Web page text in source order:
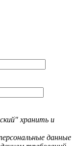
хранить и
данные